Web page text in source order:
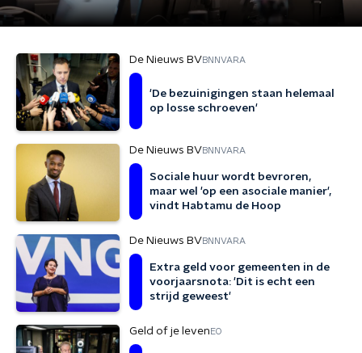
De Nieuws BVBNNVARA
'De bezuinigingen staan helemaal
op losse schroeven'
De Nieuws BVBNNVARA
Sociale huur wordt bevroren,
maar wel 'op een asociale manier',
vindt Habtamu de Hoop
De Nieuws BVBNNVARA
Extra geld voor gemeenten in de
voorjaarsnota: 'Dit is echt een
strijd geweest'
Geld of je leven EO